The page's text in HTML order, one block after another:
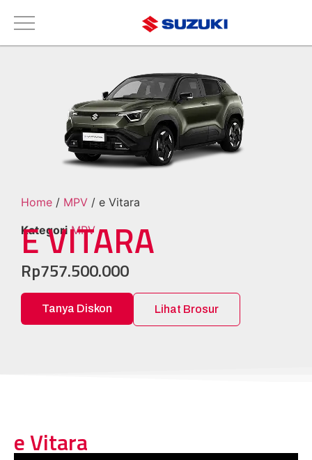
Home / MPV / e Vitara
Kategori MPV
E VITARA
Rp757.500.000
Tanya Diskon Lihat Brosur
e Vitara